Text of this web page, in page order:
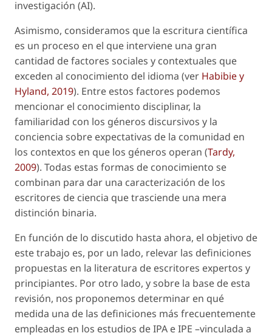
investigación (AI).
Asimismo, consideramos que la escritura científica
es un proceso en el que interviene una gran
cantidad de factores sociales y contextuales que
exceden al conocimiento del idioma (ver Habibie y
Hyland, 2019). Entre estos factores podemos
mencionar el conocimiento disciplinar, la
familiaridad con los géneros discursivos y la
conciencia sobre expectativas de la comunidad en
los contextos en que los géneros operan (Tardy,
2009). Todas estas formas de conocimiento se
combinan para dar una caracterización de los
escritores de ciencia que trasciende una mera
distinción binaria.
En función de lo discutido hasta ahora, el objetivo de
este trabajo es, por un lado, relevar las definiciones
propuestas en la literatura de escritores expertos y
principiantes. Por otro lado, y sobre la base de esta
revisión, nos proponemos determinar en qué
medida una de las definiciones más frecuentemente
empleadas en los estudios de IPA e IPE –vinculada a